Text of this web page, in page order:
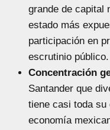
grande de capital
estado más
participación en
escrutinio público.
Concentración
Santander que
tiene casi toda su
economía